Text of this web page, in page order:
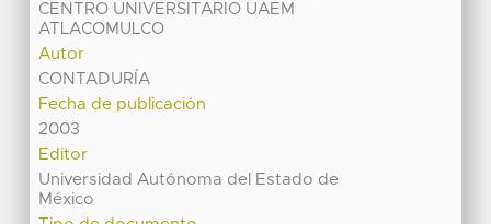
CENTRO UNIVERSITARIO UAEM
ATLACOMULCO
Autor
CONTADURÍA
Fecha de publicación
2003
Editor
Universidad Autónoma del Estado de
México